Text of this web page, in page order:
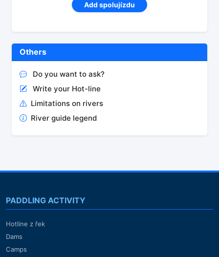
Add spolujízdu
Others
Do you want to ask?
Write your Hot-line
Limitations on rivers
River guide legend
PADDLING ACTIVITY
Hotline z řek
Dams
Camps